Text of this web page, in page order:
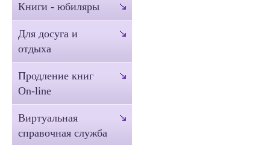
Книги - юбиляры
Для досуга и
отдыха
Продление книг
On-line
Виртуальная
справочная служба